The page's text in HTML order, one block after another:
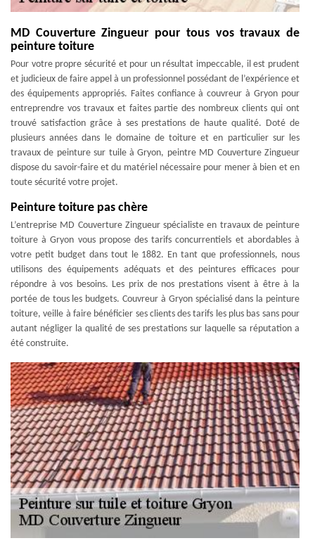
MD Couverture Zingueur pour tous vos travaux de
peinture toiture
Pour votre propre sécurité et pour un résultat impeccable, il est prudent
et judicieux de faire appel à un professionnel possédant de l’expérience et
des équipements appropriés. Faites confiance à couvreur à Gryon pour
entreprendre vos travaux et faites partie des nombreux clients qui ont
trouvé satisfaction grâce à ses prestations de haute qualité. Doté de
plusieurs années dans le domaine de toiture et en particulier sur les
travaux de peinture sur tuile à Gryon, peintre MD Couverture Zingueur
dispose du savoir-faire et du matériel nécessaire pour mener à bien et en
toute sécurité votre projet.
Peinture toiture pas chère
L’entreprise MD Couverture Zingueur spécialiste en travaux de peinture
toiture à Gryon vous propose des tarifs concurrentiels et abordables à
votre petit budget dans tout le 1882. En tant que professionnels, nous
utilisons des équipements adéquats et des peintures efficaces pour
répondre à vos besoins. Les prix de nos prestations visent à être à la
portée de tous les budgets. Couvreur à Gryon spécialisé dans la peinture
toiture, veille à faire bénéficier ses clients des tarifs les plus bas sans pour
autant négliger la qualité de ses prestations sur laquelle sa réputation a
été construite.